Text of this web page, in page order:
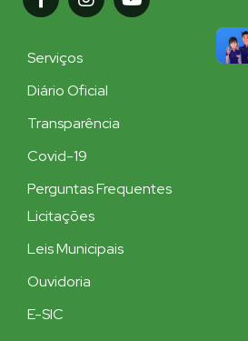
Serviços
Diário Oficial
Transparência
Covid-19
Perguntas Frequentes
Licitações
Leis Municipais
Ouvidoria
E-SIC